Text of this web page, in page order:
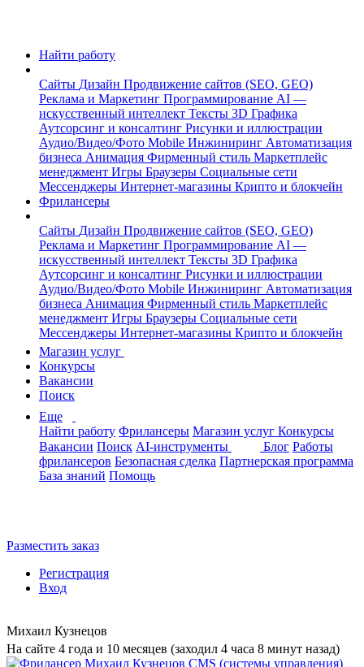
Найти работу
Сайты Дизайн Продвижение сайтов (SEO, GEO)
Реклама и Маркетинг Программирование AI —
искусственный интеллект Тексты 3D Графика
Аутсорсинг и консалтинг Рисунки и иллюстрации
Аудио/Видео/Фото Mobile Инжиниринг Автоматизация
бизнеса Анимация Фирменный стиль Маркетплейс
менеджмент Игры Браузеры Социальные сети
Мессенджеры Интернет-магазины Крипто и блокчейн
Фрилансеры
Сайты Дизайн Продвижение сайтов (SEO, GEO)
Реклама и Маркетинг Программирование AI —
искусственный интеллект Тексты 3D Графика
Аутсорсинг и консалтинг Рисунки и иллюстрации
Аудио/Видео/Фото Mobile Инжиниринг Автоматизация
бизнеса Анимация Фирменный стиль Маркетплейс
менеджмент Игры Браузеры Социальные сети
Мессенджеры Интернет-магазины Крипто и блокчейн
Магазин услуг
Конкурсы
Вакансии
Поиск
Еще
Найти работу Фрилансеры Магазин услуг Конкурсы
Вакансии Поиск AI-инструменты Блог Работы
фрилансеров Безопасная сделка Партнерская программа
База знаний Помощь
Разместить заказ
Регистрация
Вход
Михаил Кузнецов
На сайте 4 года и 10 месяцев (заходил 4 часа 8 минут назад)